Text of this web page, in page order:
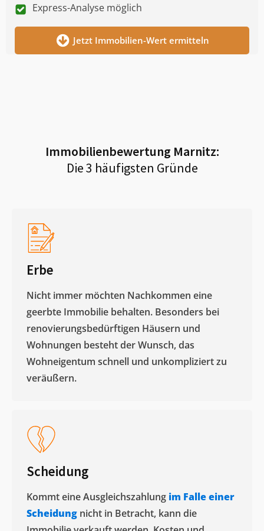
Express-Analyse möglich
Jetzt Immobilien-Wert ermitteln
Immobilienbewertung Marnitz:
Die 3 häufigsten Gründe
Erbe
Nicht immer möchten Nachkommen eine
geerbte Immobilie behalten. Besonders bei
renovierungsbedürftigen Häusern und
Wohnungen besteht der Wunsch, das
Wohneigentum schnell und unkompliziert zu
veräußern. ​
Scheidung
Kommt eine Ausgleichszahlung im Falle einer
Scheidung nicht in Betracht, kann die